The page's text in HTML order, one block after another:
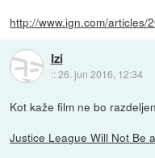
http://www.ign.com/articles/
Izi
::26. jun 2016, 12:34
Kot kaže film ne bo
Justice League Will Not Be